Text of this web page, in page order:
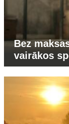
Bez
vairākos